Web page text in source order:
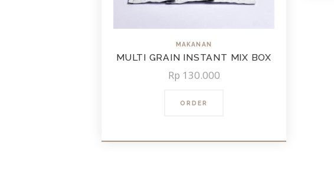
MAKANAN
MULTI GRAIN INSTANT MIX BOX
Rp 130.000
ORDER